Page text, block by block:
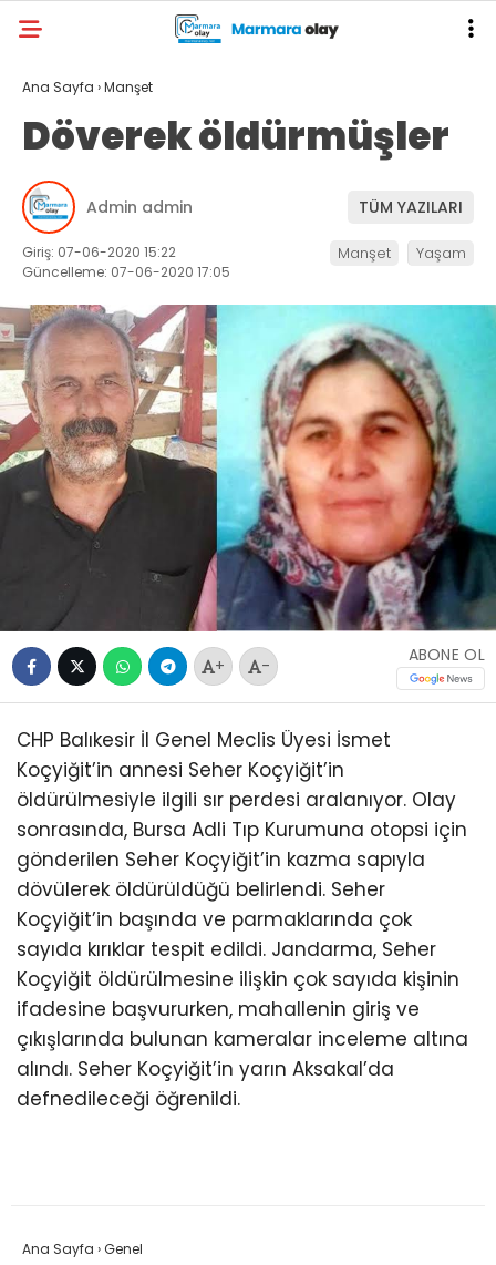
Ana Sayfa ›Manşet
Döverek öldürmüşler
Admin admin TÜM YAZILARI
Giriş: 07-06-2020 15:22
Güncelleme: 07-06-2020 17:05
Manşet Yaşam
+ -
ABONE OL
CHP Balıkesir İl Genel Meclis Üyesi İsmet
Koçyiğit’in annesi Seher Koçyiğit’in
öldürülmesiyle ilgili sır perdesi aralanıyor. Olay
sonrasında, Bursa Adli Tıp Kurumuna otopsi için
gönderilen Seher Koçyiğit’in kazma sapıyla
dövülerek öldürüldüğü belirlendi. Seher
Koçyiğit’in başında ve parmaklarında çok
sayıda kırıklar tespit edildi. Jandarma, Seher
Koçyiğit öldürülmesine ilişkin çok sayıda kişinin
ifadesine başvururken, mahallenin giriş ve
çıkışlarında bulunan kameralar inceleme altına
alındı. Seher Koçyiğit’in yarın Aksakal’da
defnedileceği öğrenildi.
Ana Sayfa ›Genel